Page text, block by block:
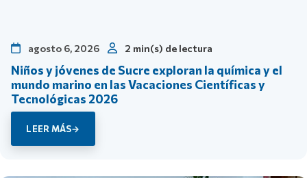
agosto 6, 2026 2 min(s) de lectura
Niños y jóvenes de Sucre exploran la química y el
mundo marino en las Vacaciones Científicas y
Tecnológicas 2026
LEER MÁS